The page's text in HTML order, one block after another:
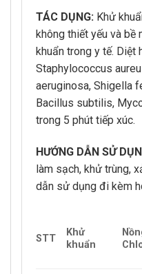
TÁC DỤNG: Khử
không thiết yếu và
khuẩn trong y tế. Diệt
Staphylococcus
aeruginosa, Shigella
Bacillus subtilis,
trong 5 phút tiếp xúc.
HƯỚNG DẪN SỬ
làm sạch, khử trùng,
dẫn sử dụng đi kèm
STT
Khử
khuẩn